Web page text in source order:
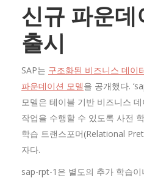
신규 파운데
출시
SAP는 구조화된 비즈니스 데이
파운데이션 모델을 공개했다.
모델은 테이블 기반 비즈니스
작업을 수행할 수 있도록 사전 학
학습 트랜스포머(Relational
자다.
sap-rpt-1은 별도의 추가 학습이